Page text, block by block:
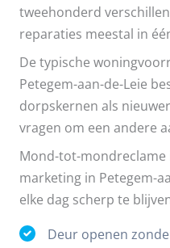
tweehonderd
reparaties meestal in
De typische
Petegem-aan-de-Leie
dorpskernen als
vragen om een andere
Mond-tot-mondreclame
marketing in Petegem-
elke dag scherp te
Deur openen